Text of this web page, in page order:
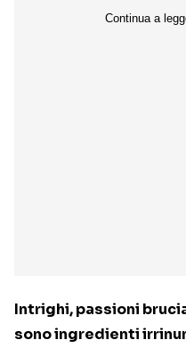
Intrighi, passioni
sono ingredienti